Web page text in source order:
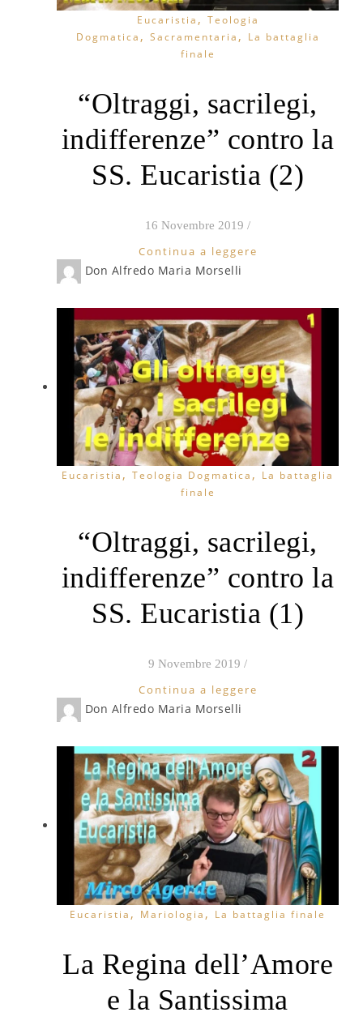
Eucaristia , Teologia
Dogmatica , Sacramentaria , La battaglia
finale
“Oltraggi, sacrilegi,
indifferenze” contro la
SS. Eucaristia (2)
16 Novembre 2019 /
Continua a leggere
Don Alfredo Maria Morselli
Eucaristia , Teologia Dogmatica , La battaglia
finale
“Oltraggi, sacrilegi,
indifferenze” contro la
SS. Eucaristia (1)
9 Novembre 2019 /
Continua a leggere
Don Alfredo Maria Morselli
Eucaristia , Mariologia , La battaglia finale
La Regina dell’Amore
e la Santissima